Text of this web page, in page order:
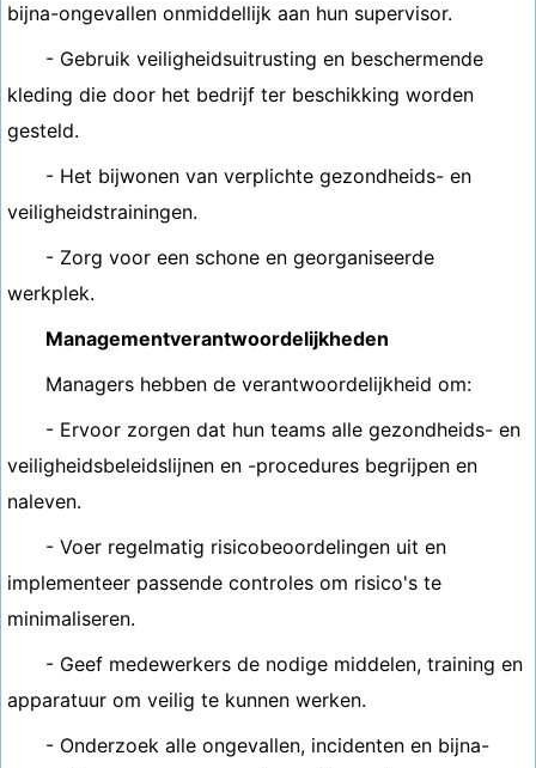
bijna-ongevallen onmiddellijk aan hun supervisor.
- Gebruik veiligheidsuitrusting en beschermende
kleding die door het bedrijf ter beschikking worden
gesteld.
- Het bijwonen van verplichte gezondheids- en
veiligheidstrainingen.
- Zorg voor een schone en georganiseerde
werkplek.
Managementverantwoordelijkheden
Managers hebben de verantwoordelijkheid om:
- Ervoor zorgen dat hun teams alle gezondheids- en
veiligheidsbeleidslijnen en -procedures begrijpen en
naleven.
- Voer regelmatig risicobeoordelingen uit en
implementeer passende controles om risico's te
minimaliseren.
- Geef medewerkers de nodige middelen, training en
apparatuur om veilig te kunnen werken.
- Onderzoek alle ongevallen, incidenten en bijna-